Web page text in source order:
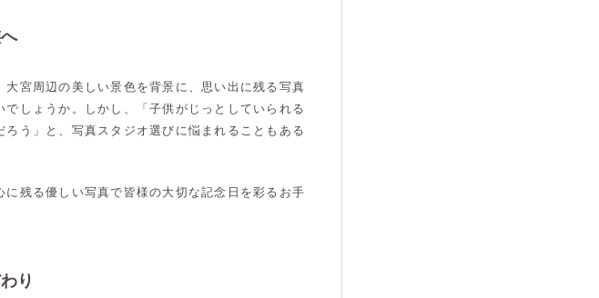
宮周辺の美しい景色を背景に、思い出に残る写真
しょうか。しかし、「子供がじっとしていられる
う」と、写真スタジオ選びに悩まれることもある
残る優しい写真で皆様の大切な記念日を彩るお手
り